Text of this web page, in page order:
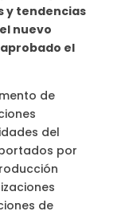
y tendencias
nuevo
el
de
del
por
de